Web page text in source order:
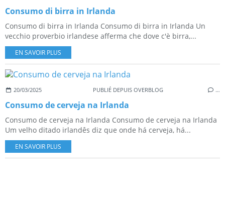
Consumo di birra in Irlanda
Consumo di birra in Irlanda Consumo di birra in Irlanda Un
vecchio proverbio irlandese afferma che dove c'è birra,...
EN SAVOIR PLUS
20/03/2025 PUBLIÉ DEPUIS OVERBLOG …
Consumo de cerveja na Irlanda
Consumo de cerveja na Irlanda Consumo de cerveja na Irlanda
Um velho ditado irlandês diz que onde há cerveja, há...
EN SAVOIR PLUS